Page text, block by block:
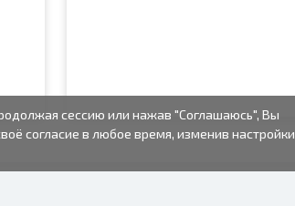
сессию или нажав "Соглашаюсь", Вы
согласие в любое время, изменив настройки